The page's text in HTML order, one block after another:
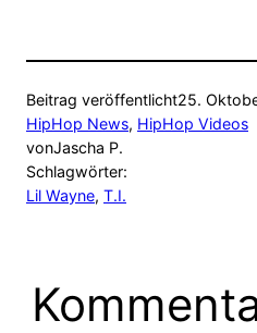
Beitrag veröffentlicht25.
HipHop News, HipHop Videos
vonJascha P.
Schlagwörter:
Lil Wayne, T.I.